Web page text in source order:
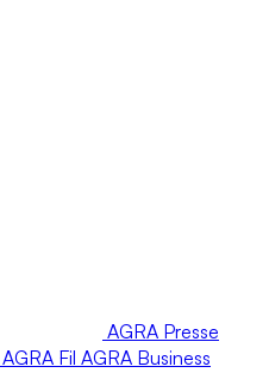
AGRA Presse
AGRA Fil AGRA Business